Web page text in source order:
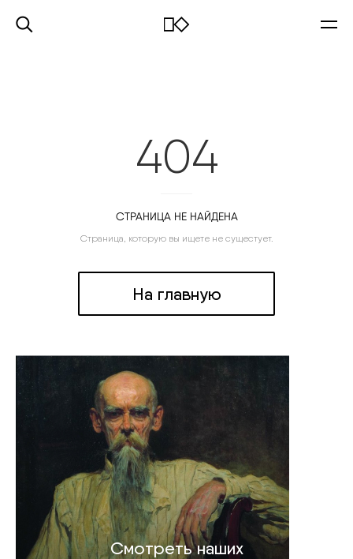
404
СТРАНИЦА НЕ НАЙДЕНА
Страница, которую вы ищете не сущестует.
На главную
Смотреть наших